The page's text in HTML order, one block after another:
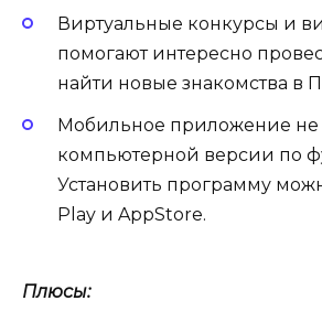
Виртуальные конкурсы и
помогают интересно
найти новые знакомства в
Мобильное приложение не
компьютерной версии по
Установить программу
Play и AppStore.
Плюсы: